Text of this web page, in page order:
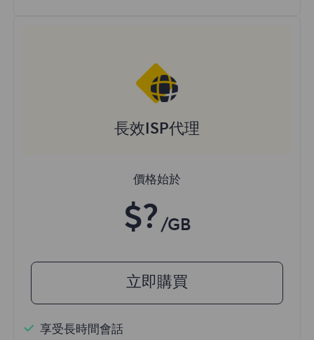
長效ISP代理
價格始於
$? /GB
立即購買
享受長時間會話